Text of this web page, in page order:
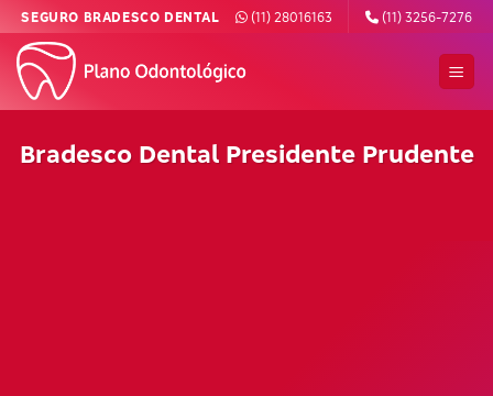
Skip
content
SEGURO BRADESCO DENTAL (11) 28016163 (11) 3256-7276
Bradesco Dental Presidente Prudente